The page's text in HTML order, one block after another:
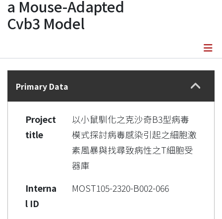
a Mouse-Adapted
Cvb3 Model
Details
Primary Data
Project
title
以小鼠馴化之克沙奇B3型病毒
模式探討病毒感染引起之細胞激
素風暴與找尋致病性之T細胞受
器庫
Interna
l ID
MOST105-2320-B002-066